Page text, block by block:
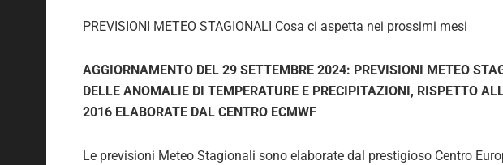
PREVISIONI METEO STAGIONALI Cosa ci aspetta nei prossimi mesi
AGGIORNAMENTO DEL 29 SETTEMBRE 2024: PREVISIONI METEO
DELLE ANOMALIE DI TEMPERATURE E PRECIPITAZIONI, RISPETTO
2016 ELABORATE DAL CENTRO ECMWF
Le previsioni Meteo Stagionali sono elaborate dal prestigioso Centro